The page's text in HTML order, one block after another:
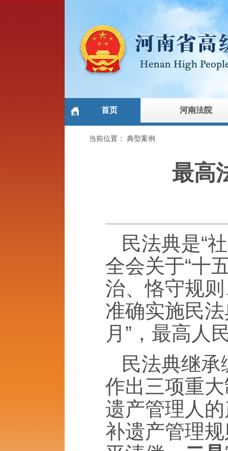
首页 河南法院
当前位置：典型案例
最高
民法典是“
全会关于“十
治、恪守规
准确实施民
月”，最高人
民法典继
作出三项重
遗产管理人
补遗产管理